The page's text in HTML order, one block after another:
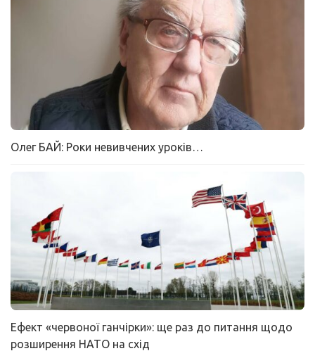
Олег БАЙ: Роки невивчених уроків…
Ефект «червоної ганчірки»: ще раз до питання щодо
розширення НАТО на схід